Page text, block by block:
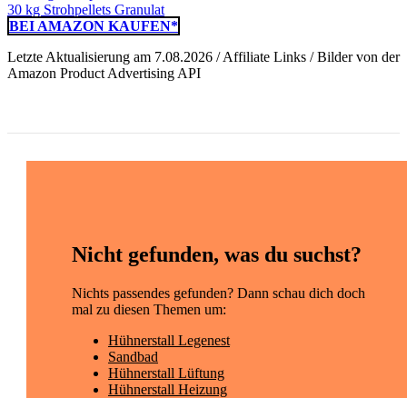
30 kg Strohpellets Granulat
BEI AMAZON KAUFEN*
Letzte Aktualisierung am 7.08.2026 / Affiliate Links / Bilder von der
Amazon Product Advertising API
Nicht gefunden, was du suchst?
Nichts passendes gefunden? Dann schau dich doch
mal zu diesen Themen um:
Hühnerstall Legenest
Sandbad
Hühnerstall Lüftung
Hühnerstall Heizung